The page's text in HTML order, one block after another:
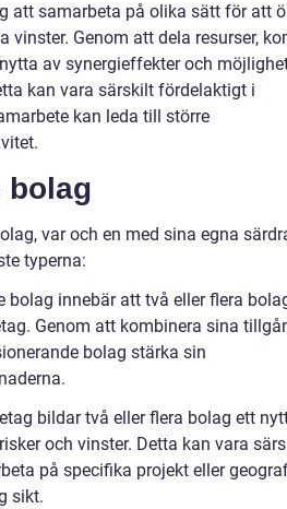
att samarbeta på olika sätt för att
Genom att dela resurser,
av synergieffekter och
kan vara särskilt fördelaktigt i
kan leda till större
bolag
var och en med sina egna
typerna:
bolag innebär att två eller flera
Genom att kombinera sina
bolag stärka sin
bildar två eller flera bolag ett
och vinster. Detta kan vara
på specifika projekt eller
sikt.